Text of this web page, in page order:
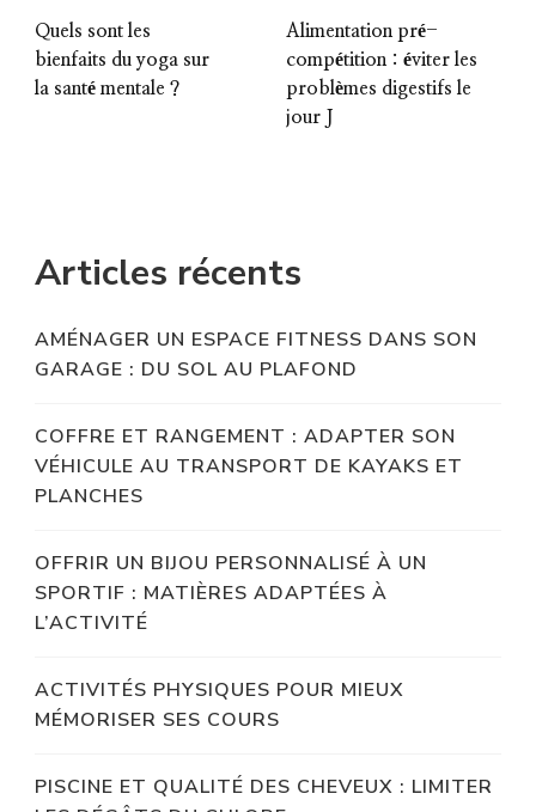
Quels sont les
bienfaits du yoga sur
la santé mentale ?
Alimentation pré-
compétition : éviter les
problèmes digestifs le
jour J
Articles récents
AMÉNAGER UN ESPACE FITNESS DANS SON
GARAGE : DU SOL AU PLAFOND
COFFRE ET RANGEMENT : ADAPTER SON
VÉHICULE AU TRANSPORT DE KAYAKS ET
PLANCHES
OFFRIR UN BIJOU PERSONNALISÉ À UN
SPORTIF : MATIÈRES ADAPTÉES À
L’ACTIVITÉ
ACTIVITÉS PHYSIQUES POUR MIEUX
MÉMORISER SES COURS
PISCINE ET QUALITÉ DES CHEVEUX : LIMITER